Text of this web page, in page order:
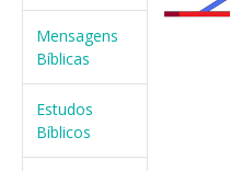
Mensagens
Bíblicas
Estudos
Bíblicos